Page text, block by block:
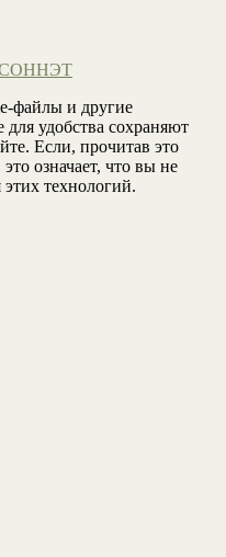
СОННЭТ
файлы и другие
удобства сохраняют
Если, прочитав это
означает, что вы не
технологий.